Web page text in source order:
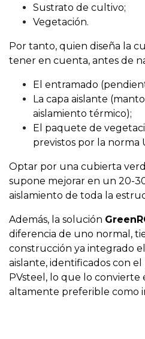
Sustrato de cultivo;
Vegetación.
Por tanto, quien diseña la
tener en cuenta, antes de
El entramado
La capa aislante
aislamiento térmico);
El paquete de
previstos por la norma
Optar por una cubierta
supone mejorar en un 20-
aislamiento de toda la
Además, la solución
diferencia de uno normal,
construcción ya integrado
aislante, identificados con
PVsteel, lo que lo
altamente preferible como